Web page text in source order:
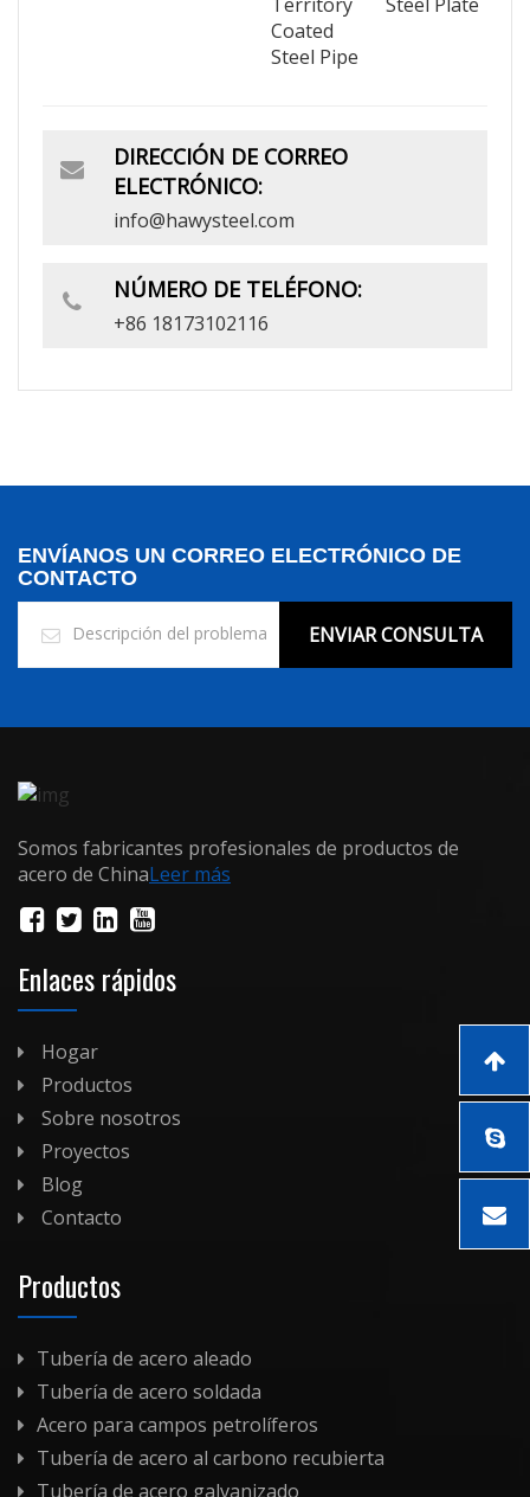
DIRECCIÓN DE CORREO
ELECTRÓNICO:
info@hawysteel.com
NÚMERO DE TELÉFONO:
+86 18173102116
ENVÍANOS UN CORREO ELECTRÓNICO DE
CONTACTO
ENVIAR CONSULTA
Somos fabricantes profesionales de productos de
acero de ChinaLeer más
Enlaces rápidos
Hogar
Productos
Sobre nosotros
Proyectos
Blog
Contacto
Productos
Tubería de acero aleado
Tubería de acero soldada
Acero para campos petrolíferos
Tubería de acero al carbono recubierta
Tubería de acero galvanizado